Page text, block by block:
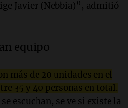
Javier (Nebbia)”, admitió
equipo
más de 20 unidades en el
35 y 40 personas en total.
escuchan, se ve si existe la